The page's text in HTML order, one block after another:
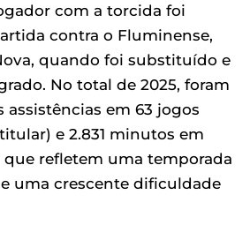
com a torcida foi
contra o Fluminense,
quando foi substituído e
No total de 2025, foram
assistências em 63 jogos
e 2.831 minutos em
refletem uma temporada
uma crescente dificuldade